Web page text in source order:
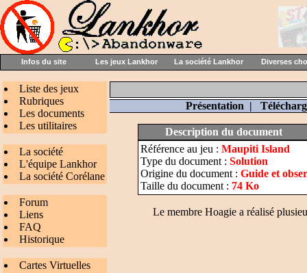
Infos du site Les jeux Lankhor La société Lankhor Diverses
Liste des jeux
Rubriques
Les documents
Les utilitaires
La société
L'équipe Lankhor
La société Corélane
Forum
Liens
FAQ
Historique
Cartes Virtuelles
Présentation |
Description du document
Référence au jeu : Maupiti Island
Type du document : Solution
Origine du document : Guide et
Taille du document : 74 Ko
Le membre Hoagie a réalisé